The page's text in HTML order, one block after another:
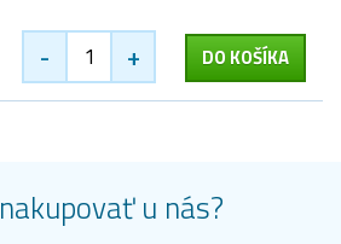
- + DO KOŠÍKA
nakupovať u nás?